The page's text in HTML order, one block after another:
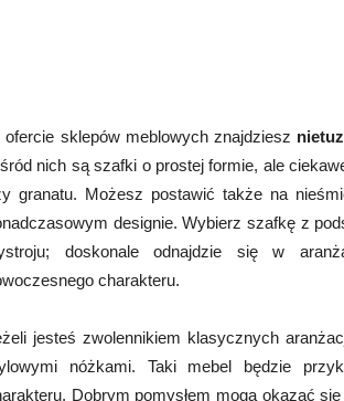
ofercie sklepów meblowych znajdziesz
nich są szafki o prostej formie, ale
granatu. Możesz postawić także na
designie. Wybierz szafkę z
doskonale odnajdzie się w
charakteru.
jesteś zwolennikiem klasycznych
nóżkami. Taki mebel będzie
Dobrym pomysłem mogą okazać